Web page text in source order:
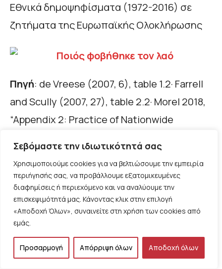
Σεβόμαστε την ιδιωτικότητά σας
Χρησιμοποιούμε cookies για να βελτιώσουμε την εμπειρία
περιήγησής σας, να προβάλλουμε εξατομικευμένες
διαφημίσεις ή περιεχόμενο και να αναλύουμε την
επισκεψιμότητά μας. Κάνοντας κλικ στην επιλογή
«Αποδοχή Όλων», συναινείτε στη χρήση των cookies από
εμάς.
Προσαρμογή Απόρριψη όλων Αποδοχή όλων
Εθνικά δημοψηφίσματα (1972-2016) σε
ζητήματα της Ευρωπαϊκής Ολοκλήρωσης
Πηγή: de Vreese (2007, 6), table 1.2· Farrell
and Scully (2007, 27), table 2.2· Morel 2018,
“Appendix 2: Practice of Nationwide
World (1940-2016), 519-26· Qvortup 2018,
“Appendix A: Nationwide Referendums,
1793-2016”, 273-300.
Στον Πίνακα 1, περιλαμβάνονται 39
περιπτώσεις εθνικών δημοψηφισμάτων
που διενεργήθηκαν από το 1972 έως το